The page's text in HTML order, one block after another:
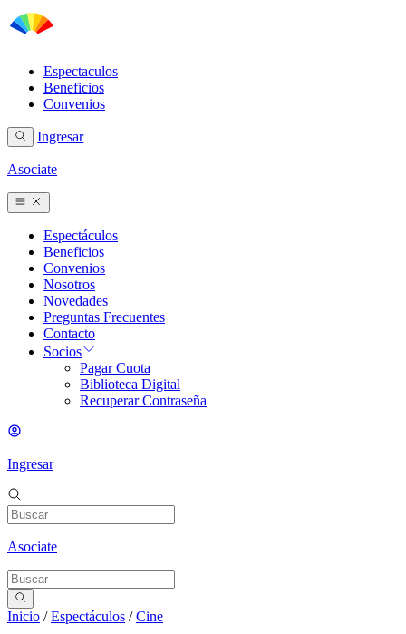
Espectaculos
Beneficios
Convenios
Ingresar
Asociate
Espectáculos
Beneficios
Convenios
Nosotros
Novedades
Preguntas Frecuentes
Contacto
Socios
Pagar Cuota
Biblioteca Digital
Recuperar Contraseña
Ingresar
Asociate
Inicio /Espectáculos /Cine